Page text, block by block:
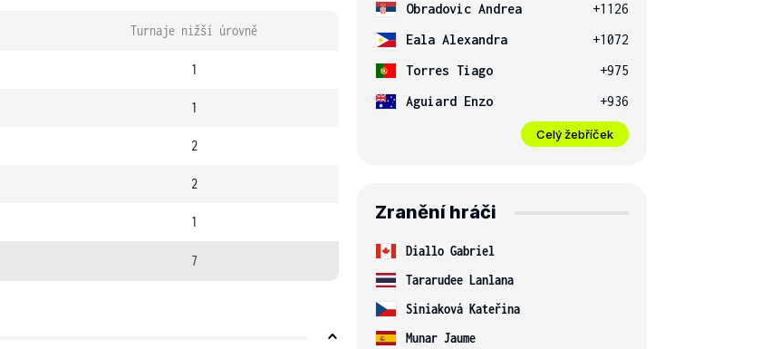
Turnaje nižší úrovně
1
1
2
2
1
7
Obradovic Andrea
+1126
Eala Alexandra
+1072
Torres Tiago
+975
Aguiard Enzo
+936
Celý žebříček
Zranění hráči
Diallo Gabriel
Tararudee Lanlana
Siniaková Kateřina
Munar Jaume